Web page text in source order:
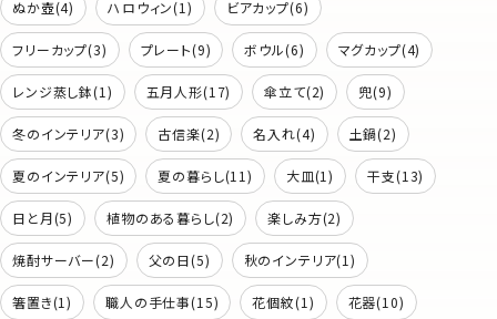
ぬか壺(4) ハロウィン(1) ビアカップ(6)
フリーカップ(3) プレート(9) ボウル(6) マグカップ(4)
レンジ蒸し鉢(1) 五月人形(17) 傘立て(2) 兜(9)
冬のインテリア(3) 古信楽(2) 名入れ(4) 土鍋(2)
夏のインテリア(5) 夏の暮らし(11) 大皿(1) 干支(13)
日と月(5) 植物のある暮らし(2) 楽しみ方(2)
焼酎サーバー(2) 父の日(5) 秋のインテリア(1)
箸置き(1) 職人の手仕事(15) 花個紋(1) 花器(10)